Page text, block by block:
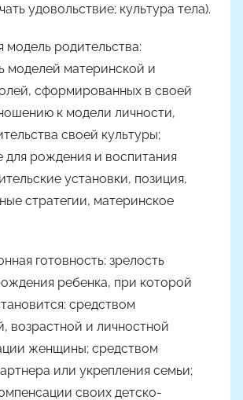
удовольствие; культура тела).
модель родительства:
моделей материнской и
сформированных в своей
к модели личности,
своей культуры;
для рождения и воспитания
установки, позиция,
стратегии, материнское
готовность: зрелость
ребенка, при которой
средством
возрастной и личностной
женщины; средством
или укрепления семьи;
своих детско-